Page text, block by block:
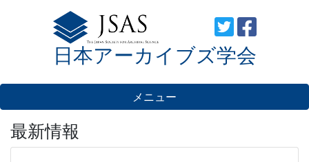
日本アーカイブズ学会
メニュー
最新情報